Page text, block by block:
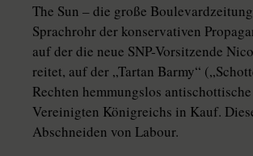
The Sun – die große
Sprachrohr der konservativen
auf der die neue SNP-Vorsitzende
reitet, auf der „Tartan Barmy“
Rechten hemmungslos
Vereinigten Königreichs in Kauf.
Abschneiden von Labour.